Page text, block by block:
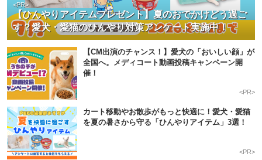
【ひんやりアイテムプレゼント】夏のおでかけどう過ご
す？愛犬・愛猫のひんやり対策アンケート実施中！
<PR>
【CM出演のチャンス！】愛犬の「おいしい顔」が
全国へ。メディコート動画投稿キャンペーン開
催！
<PR>
カート移動やお散歩がもっと快適に！愛犬・愛猫
を夏の暑さから守る「ひんやりアイテム」3選！
<PR>